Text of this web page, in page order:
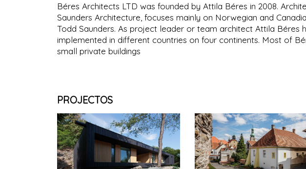
Béres Architects LTD was founded by Attila Béres in 2008.
Saunders Architecture, focuses mainly on Norwegian and
Todd Saunders. As project leader or team architect Attila Béres
implemented in different countries on four continents. Most of
small private buildings
PROJECTOS